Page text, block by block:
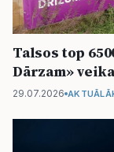
Talsos top
Dārzam»
29.07.2026